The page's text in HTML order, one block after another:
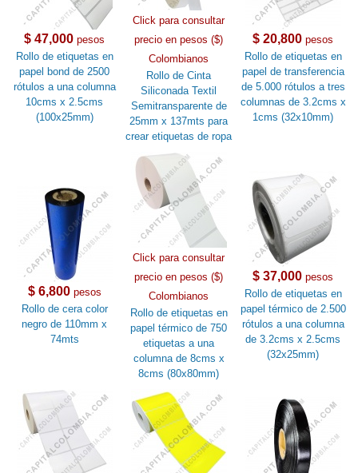
$ 47,000 pesos
Rollo de etiquetas en
papel bond de 2500
rótulos a una columna
10cms x 2.5cms
(100x25mm)
Click para consultar
precio en pesos ($)
Colombianos
Rollo de Cinta
Siliconada Textil
Semitransparente de
25mm x 137mts para
crear etiquetas de ropa
$ 20,800 pesos
Rollo de etiquetas en
papel de transferencia
de 5.000 rótulos a tres
columnas de 3.2cms x
1cms (32x10mm)
$ 6,800pesos
Rollo de cera color
negro de 110mm x
74mts
Click para consultar
precio en pesos ($)
Colombianos
Rollo de etiquetas en
papel térmico de 750
etiquetas a una
columna de 8cms x
8cms (80x80mm)
$ 37,000 pesos
Rollo de etiquetas en
papel térmico de 2.500
rótulos a una columna
de 3.2cms x 2.5cms
(32x25mm)